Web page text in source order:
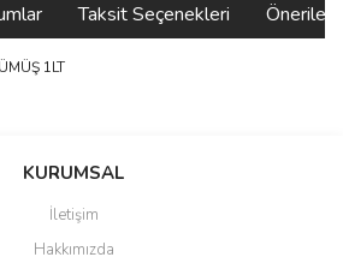
Taksit Seçenekleri
1LT
ilk yorumu siz yapın!
bozuk veya görüntülenemiyor.
KURUMSAL
İletişim
Hakkımızda